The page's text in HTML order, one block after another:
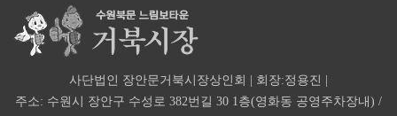
사단법인 장안문거북시장상인회 | 회장:정용진 |
주소: 수원시 장안구 수성로 382번길 30 1층(영화동 공영주차장내) /